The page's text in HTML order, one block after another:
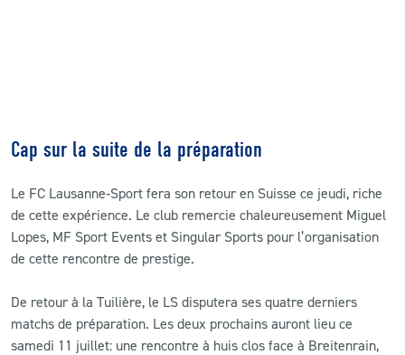
Cap sur la suite de la préparation
Le FC Lausanne‑Sport fera son retour en Suisse ce jeudi, riche
de cette expérience. Le club remercie chaleureusement Miguel
Lopes, MF Sport Events et Singular Sports pour l’organisation
de cette rencontre de prestige.
De retour à la Tuilière, le LS disputera ses quatre derniers
matchs de préparation. Les deux prochains auront lieu ce
samedi 11 juillet: une rencontre à huis clos face à Breitenrain,